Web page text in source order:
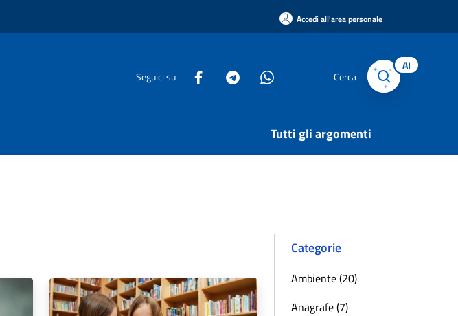
Accedi all'area personale
Seguici su Cerca
AI
Tutti gli argomenti
Categorie
Ambiente (20)
Anagrafe (7)